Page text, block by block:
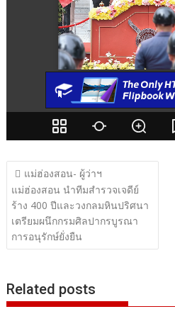
แนะแนว
เรื่อง
แม่ฮ่องสอน- ผู้ว่าฯ
แม่ฮ่องสอน นำทีมสำรวจเจดีย์
ร้าง 400 ปีและวงกลมหินปริศนา
เตรียมผนึกกรมศิลปากรบูรณา
การอนุรักษ์ยั่งยืน
Related posts